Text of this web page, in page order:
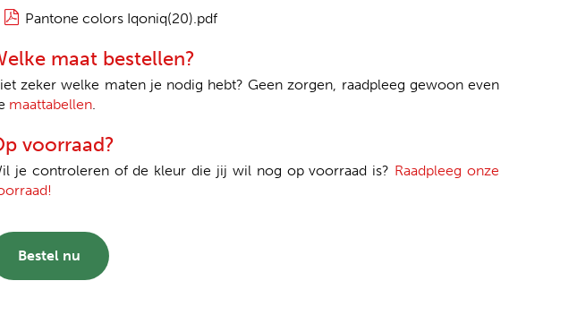
Pantone colors Iqoniq(20).pdf
maat bestellen?
zeker welke maten je nodig hebt? Geen zorgen, raadpleeg gewoon even
maattabellen.
voorraad?
je controleren of de kleur die jij wil nog op voorraad is? Raadpleeg onze
Bestel nu